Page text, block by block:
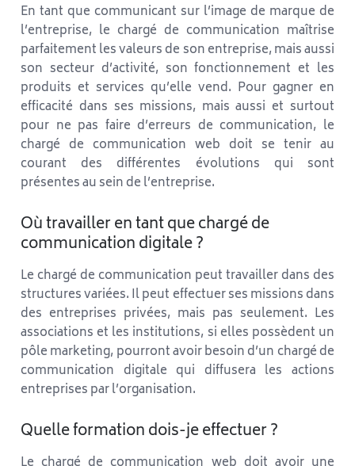
En tant que communicant sur l’image de marque de
l’entreprise, le chargé de communication maîtrise
parfaitement les valeurs de son entreprise, mais aussi
son secteur d’activité, son fonctionnement et les
produits et services qu’elle vend. Pour gagner en
efficacité dans ses missions, mais aussi et surtout
pour ne pas faire d’erreurs de communication, le
chargé de communication web doit se tenir au
courant des différentes évolutions qui sont
présentes au sein de l’entreprise.
Où travailler en tant que chargé de
communication digitale ?
Le chargé de communication peut travailler dans des
structures variées. Il peut effectuer ses missions dans
des entreprises privées, mais pas seulement. Les
associations et les institutions, si elles possèdent un
pôle marketing, pourront avoir besoin d’un chargé de
communication digitale qui diffusera les actions
entreprises par l’organisation.
Quelle formation dois-je effectuer ?